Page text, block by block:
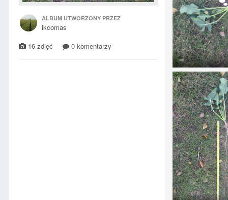
ALBUM UTWORZONY PRZEZ
ikcomas
16 zdjęć
0 komentarzy